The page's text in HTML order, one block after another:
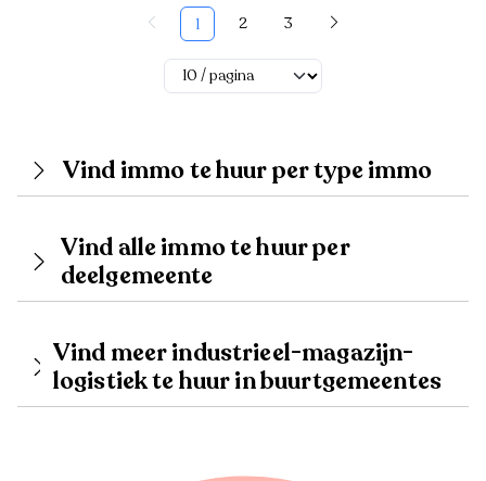
1
2 3
Vind immo te huur per type immo
Vind alle immo te huur per
deelgemeente
Vind meer industrieel-magazijn-
logistiek te huur in buurtgemeentes